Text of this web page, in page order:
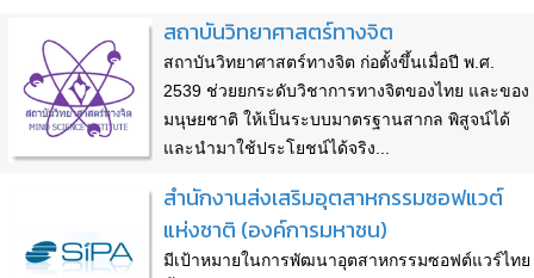
สถาบันวิทยาศาสตร์ทางจิต
สถาบันวิทยาศาสตร์ทางจิต ก่อตั้งขึ้นเมื่อปี พ.ศ.
2539 ช่วยยกระดับวิชาการทางจิตของไทย และของ
มนุษยชาติ ให้เป็นระบบมาตรฐานสากล พิสูจน์ได้
และนำมาใช้ประโยชน์ได้จริง...
สำนักงานส่งเสริมอุตสาหกรรมซอฟแวต์
แห่งชาติ (องค์การมหาชน)
มีเป้าหมายในการพัฒนาอุตสาหกรรมซอฟต์แวร์ไทย